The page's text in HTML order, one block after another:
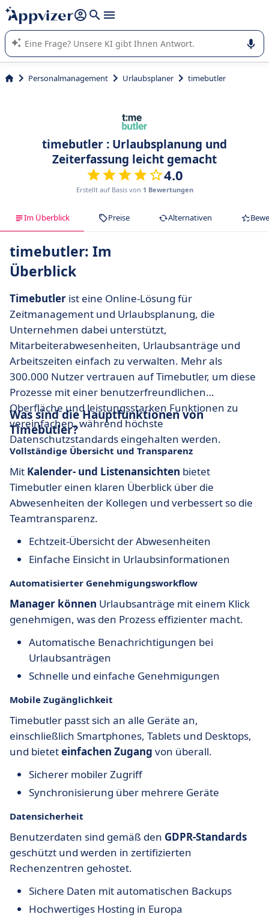
beantworten (mehrere Zeilen mit
Die KI von Appvizer führt Sie bei der Nutzung oder Auswahl
von SaaS-Software in Unternehmen.
Personalmanagement Urlaubsplaner timebutler
timebutler : Urlaubsplanung und
Zeiterfassung leicht gemacht
4.0
Erstellt auf Basis von 1 Bewertungen
Im Überblick Preise Alternativen
timebutler: Im
Überblick
Timebutler ist eine Online-Lösung für
Zeitmanagement und Urlaubsplanung, die
Unternehmen dabei unterstützt,
Mitarbeiterabwesenheiten, Urlaubsanträge und
Arbeitszeiten einfach zu verwalten. Mehr als
300.000 Nutzer vertrauen auf Timebutler, um diese
Prozesse mit einer benutzerfreundlichen
Oberfläche und leistungsstarken Funktionen zu
vereinfachen, während höchste
Datenschutzstandards eingehalten werden.
Was sind die Hauptfunktionen von
Timebutler?
Vollständige Übersicht und Transparenz
Mit Kalender- und Listenansichten bietet
Timebutler einen klaren Überblick über die
Abwesenheiten der Kollegen und verbessert so die
Teamtransparenz.
Echtzeit-Übersicht der Abwesenheiten
Einfache Einsicht in Urlaubsinformationen
Automatisierter Genehmigungsworkflow
Manager können Urlaubsanträge mit einem Klick
genehmigen, was den Prozess effizienter macht.
Automatische Benachrichtigungen bei
Urlaubsanträgen
Schnelle und einfache Genehmigungen
Mobile Zugänglichkeit
Timebutler passt sich an alle Geräte an,
einschließlich Smartphones, Tablets und Desktops,
und bieteteinfachen Zugang von überall.
Sicherer mobiler Zugriff
Synchronisierung über mehrere Geräte
Datensicherheit
Benutzerdaten sind gemäß den GDPR-Standards
geschützt und werden in zertifizierten
Rechenzentren gehostet.
Sichere Daten mit automatischen Backups
Hochwertiges Hosting in Europa